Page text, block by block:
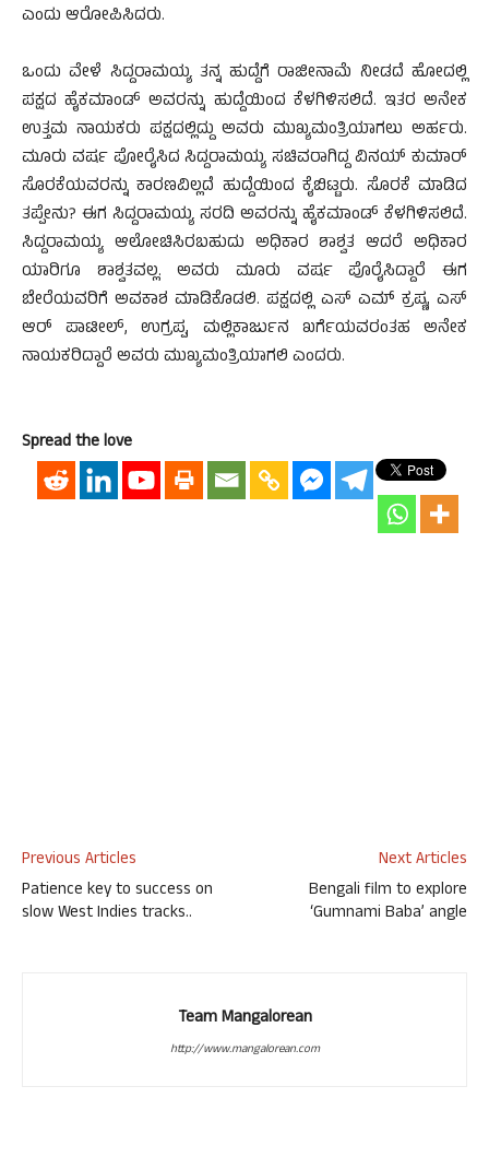
ಎಂದು ಆರೋಪಿಸಿದರು.
ಒಂದು ವೇಳೆ ಸಿದ್ದರಾಮಯ್ಯ ತನ್ನ ಹುದ್ದೆಗೆ ರಾಜೀನಾಮೆ ನೀಡದೆ ಹೋದಲ್ಲಿ
ಪಕ್ಷದ ಹೈಕಮಾಂಡ್ ಅವರನ್ನು ಹುದ್ದೆಯಿಂದ ಕೆಳಗಿಳಿಸಲಿದೆ. ಇತರ ಅನೇಕ
ಉತ್ತಮ ನಾಯಕರು ಪಕ್ಷದಲ್ಲಿದ್ದು ಅವರು ಮುಖ್ಯಮಂತ್ರಿಯಾಗಲು ಅರ್ಹರು.
ಮೂರು ವರ್ಷ ಪೋರೈಸಿದ ಸಿದ್ದರಾಮಯ್ಯ ಸಚಿವರಾಗಿದ್ದ ವಿನಯ್ ಕುಮಾರ್
ಸೊರಕೆಯವರನ್ನು ಕಾರಣವಿಲ್ಲದೆ ಹುದ್ದೆಯಿಂದ ಕೈಬಿಟ್ಟರು. ಸೊರಕೆ ಮಾಡಿದ
ತಪ್ಪೇನು? ಈಗ ಸಿದ್ದರಾಮಯ್ಯ ಸರದಿ ಅವರನ್ನು ಹೈಕಮಾಂಡ್ ಕೆಳಗಿಳಿಸಲಿದೆ.
ಸಿದ್ದರಾಮಯ್ಯ ಆಲೋಚಿಸಿರಬಹುದು ಅಧಿಕಾರ ಶಾಶ್ವತ ಆದರೆ ಅಧಿಕಾರ
ಯಾರಿಗೂ ಶಾಶ್ವತವಲ್ಲ. ಅವರು ಮೂರು ವರ್ಷ ಪೊರೈಸಿದ್ದಾರೆ ಈಗ
ಬೇರೆಯವರಿಗೆ ಅವಕಾಶ ಮಾಡಿಕೊಡಲಿ. ಪಕ್ಷದಲ್ಲಿ ಎಸ್ ಎಮ್ ಕ್ರಷ್ಣ, ಎಸ್
ಆರ್ ಪಾಟೀಲ್, ಉಗ್ರಪ್ಪ, ಮಲ್ಲಿಕಾರ್ಜುನ ಖರ್ಗೆಯವರಂತಹ ಅನೇಕ
ನಾಯಕರಿದ್ದಾರೆ ಅವರು ಮುಖ್ಯಮಂತ್ರಿಯಾಗಲಿ ಎಂದರು.
Spread the love
Previous Articles
Patience key to success on
slow West Indies tracks..
Next Articles
Bengali film to explore
‘Gumnami Baba’ angle
Team Mangalorean
http://www.mangalorean.com